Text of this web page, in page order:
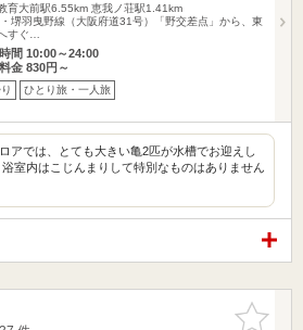
育大前駅6.55km 恵我ノ荘駅1.41km
堺羽曳野線（大阪府道31号）「野交差点」から、東
すぐ…
間 10:00～24:00
金 830円～
ひとり旅・一人旅
アでは、とても大きい亀2匹が水槽でお迎えし
室内はこじんまりして特別なものはありません
お気に入
りに追加